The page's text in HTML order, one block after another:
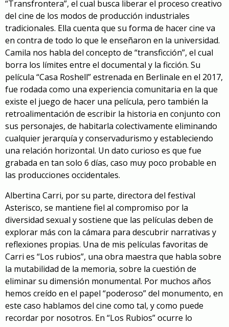
“Transfrontera”, el cual busca liberar el proceso creativo
del cine de los modos de producción industriales
tradicionales. Ella cuenta que su forma de hacer cine va
en contra de todo lo que le enseñaron en la universidad.
Camila nos habla del concepto de “transficción”, el cual
borra los límites entre el documental y la ficción. Su
película “Casa Roshell” estrenada en Berlinale en el 2017,
fue rodada como una experiencia comunitaria en la que
existe el juego de hacer una película, pero también la
retroalimentación de escribir la historia en conjunto con
sus personajes, de habitarla colectivamente eliminando
cualquier jerarquía y conservadurismo y estableciendo
una relación horizontal. Un dato curioso es que fue
grabada en tan solo 6 días, caso muy poco probable en
las producciones occidentales.
Albertina Carri, por su parte, directora del festival
Asterisco, se mantiene fiel al compromiso por la
diversidad sexual y sostiene que las películas deben de
explorar más con la cámara para descubrir narrativas y
reflexiones propias. Una de mis películas favoritas de
Carri es “Los rubios”, una obra maestra que habla sobre
la mutabilidad de la memoria, sobre la cuestión de
eliminar su dimensión monumental. Por muchos años
hemos creído en el papel “poderoso” del monumento, en
este caso hablamos del cine como tal, y como puede
recordar por nosotros. En “Los Rubios” ocurre lo